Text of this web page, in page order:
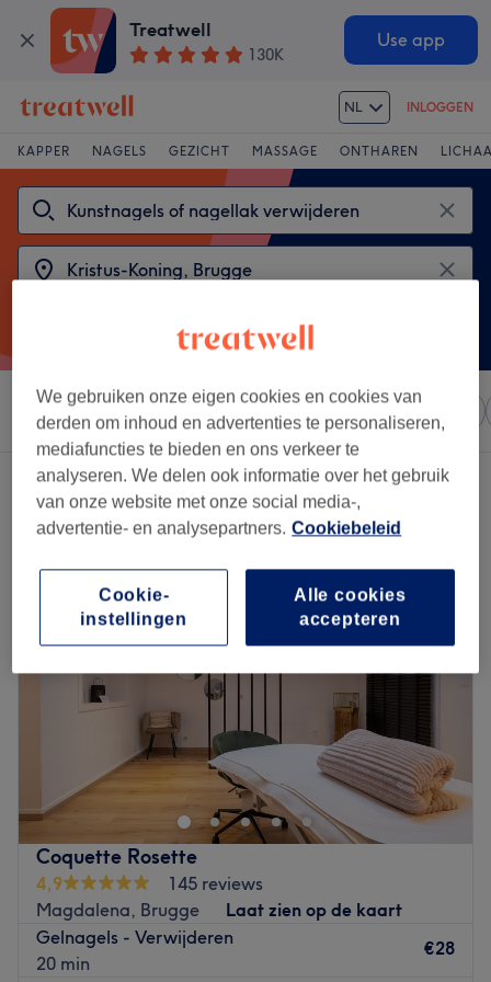
Treatwell
130K
Use app
NL INLOGGEN
KAPPER NAGELS GEZICHT MASSAGE ONTHAREN
Sorteer op Elke prijs Salons Expresaanbiedingen
2 salons met:
kunstnagels of nagellak verwijderen in de buurt van Kristus-Koning,
Brugge
Coquette Rosette
4,9
145 reviews
Magdalena, Brugge
Laat zien op de kaart
Gelnagels - Verwijderen
20 min
€28
We gebruiken onze eigen cookies en cookies van
derden om inhoud en advertenties te personaliseren,
mediafuncties te bieden en ons verkeer te
analyseren. We delen ook informatie over het gebruik
van onze website met onze social media-,
advertentie- en analysepartners. Cookiebeleid
Alle cookies
accepteren
Cookie-
instellingen